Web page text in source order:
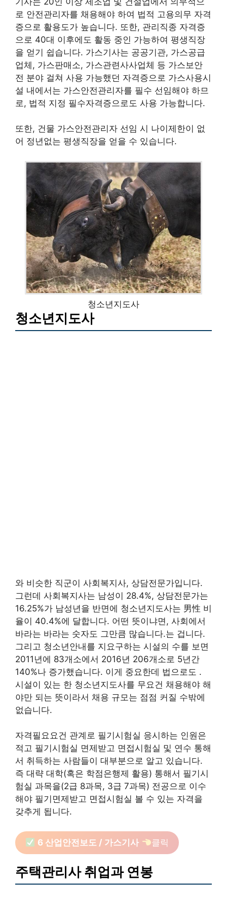
로 안전관리자를 채용해야 하여 법적 고용의무 자격
증으로 활용도가 높습니다. 또한, 관리직종 자격증
으로 40대 이후에도 활동 중인 가능하여 평생직장
을 얻기 쉽습니다. 가스기사는 공공기관, 가스공급
업체, 가스판매소, 가스관련사사업체 등 가스보안
전 분야 걸쳐 사용 가능했던 자격증으로 가스사용시
설 내에서는 가스안전관리자를 필수 선임해야 하므
로, 법적 지정 필수자격증으로도 사용 가능합니다.
또한, 건물 가스안전관리자 선임 시 나이제한이 없
어 정년없는 평생직장을 얻을 수 있습니다.
청소년지도사
청소년지도사
와 비슷한 직군이 사회복지사, 상담전문가입니다.
그런데 사회복지사는 남성이 28.4%, 상담전문가는
16.25%가 남성년을 반면에 청소년지도사는 男性 비
율이 40.4%에 달합니다. 어떤 뜻이냐면, 사회에서
바라는 바라는 숫자도 그만큼 많습니다.는 겁니다.
그리고 청소년안내를 지요구하는 시설의 수를 보면
2011년에 83개소에서 2016년 206개소로 5년간
140%나 증가했습니다. 이게 중요한데 법으로도 .
시설이 있는 한 청소년지도사를 무요건 채용해야 해
야만 되는 뜻이라서 채용 규모는 점점 커질 수밖에
없습니다.
자격필요요건 관계로 필기시험실 응시하는 인원은
적고 필기시험실 면제받고 면접시험실 및 연수 통해
서 취득하는 사람들이 대부분으로 알고 있습니다.
즉 대략 대학(혹은 학점은행제 활용) 통해서 필기시
험실 과목을(2급 8과목, 3급 7과목) 전공으로 이수
해야 필기면제받고 면접시험실 볼 수 있는 자격을
갖추게 됩니다.
6 산업안전보도 / 가스기사 클릭
주택관리사 취업과 연봉